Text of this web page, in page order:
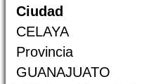
Ciudad
CELAYA
Provincia
GUANAJUATO